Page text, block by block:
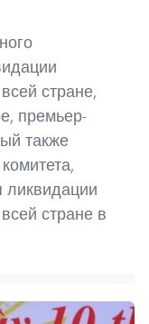
стране,
премьер-
также
ликвидации
стране в